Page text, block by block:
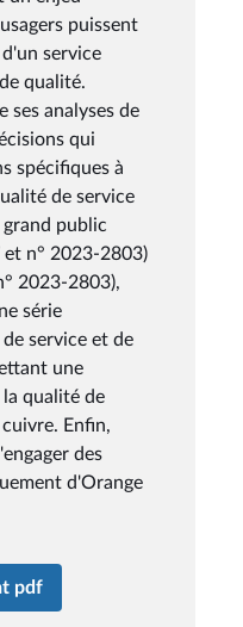
puissent
service
qualité.
ses analyses de
qui
spécifiques à
de service
grand public
n° 2023-2803)
2023-2803),
série
service et de
une
qualité de
Enfin,
des
d'Orange
pdf